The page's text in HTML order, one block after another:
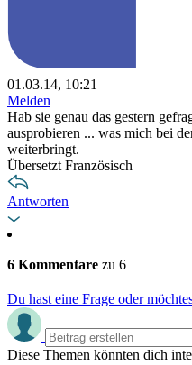
01.03.14, 10:21
Melden
Hab sie genau das gestern
ausprobieren ... was mich bei
weiterbringt.
Übersetzt Französisch
Antworten
6 Kommentare zu 6
Du hast eine Frage oder
Diese Themen könnten dich